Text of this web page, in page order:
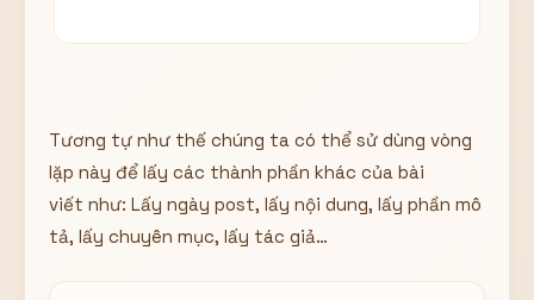
Tương tự như thế chúng ta có thể sử dùng vòng
lặp này để lấy các thành phần khác của bài
viết như: Lấy ngày post, lấy nội dung, lấy phần mô
tả, lấy chuyên mục, lấy tác giả…